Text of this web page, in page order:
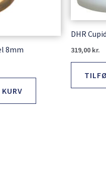
8mm
DHR
319,00 kr.